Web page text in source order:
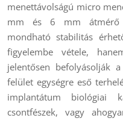
menettávolságú micro
mm és 6 mm átmérő
mondható stabilitás
figyelembe vétele,
jelentősen befolyásolják
felület egységre eső
implantátum biológiai
csontfészek, vagy